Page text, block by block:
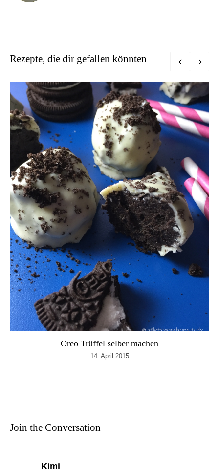
Rezepte, die dir gefallen könnten
Oreo Trüffel selber machen
14. April 2015
Join the Conversation
Kimi